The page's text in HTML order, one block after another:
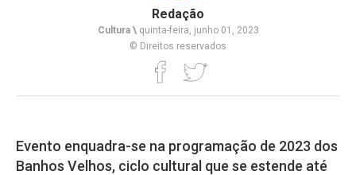
Redação
Cultura \quinta-feira, junho 01, 2023
© Direitos reservados
Evento enquadra-se na programação de 2023 dos
Banhos Velhos, ciclo cultural que se estende até